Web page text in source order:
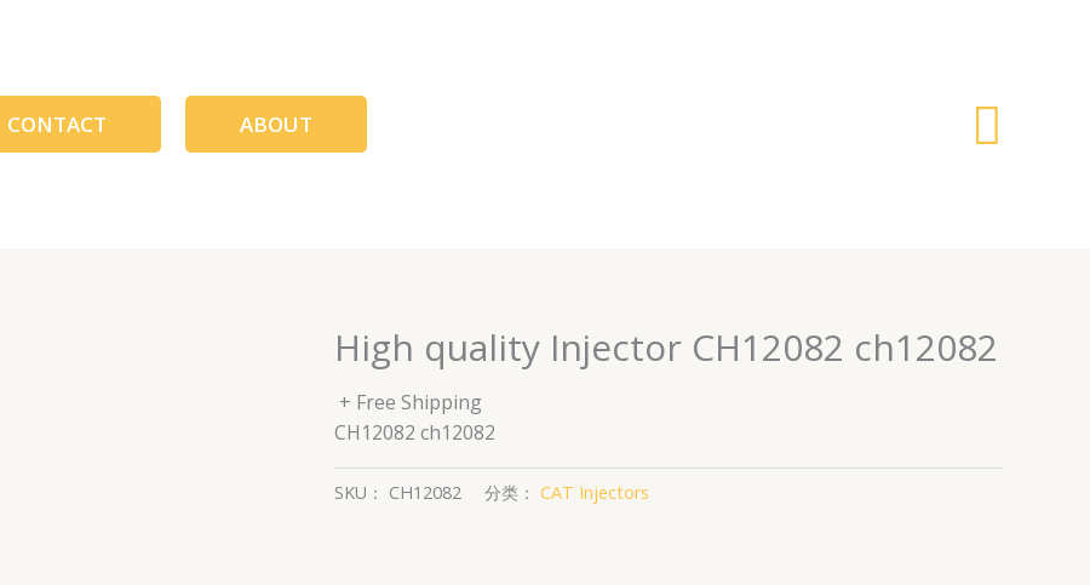
CONTACT ABOUT
搜
High quality Injector CH12082 ch12082
+ Free Shipping
CH12082 ch12082
SKU： CH12082 分类： CAT Injectors